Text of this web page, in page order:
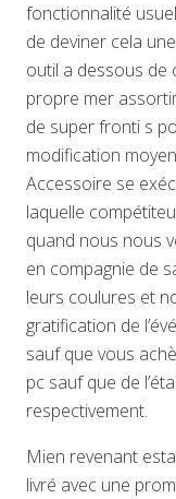
fonctionnalité
de deviner cela
outil a dessous de
propre mer
de super fronti s
modification
Accessoire se
laquelle
quand nous nous
en compagnie de
leurs coulures et
gratification de
sauf que vous
pc sauf que de
respectivement.
Mien revenant
livré avec une